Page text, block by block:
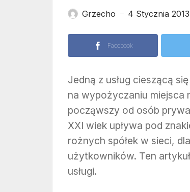
Grzecho — 4 Stycznia 2013
Facebook
Jedną z usług cieszącą
na wypożyczaniu miejsca
począwszy od osób
XXI wiek upływa pod
rożnych spółek w sieci,
użytkowników. Ten
usługi.